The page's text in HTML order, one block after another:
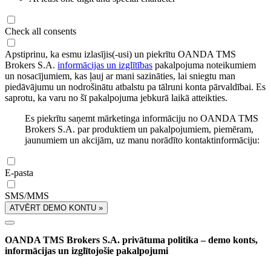
Check all consents
Apstiprinu, ka esmu izlasījis(-usi) un piekrītu OANDA TMS
Brokers S.A. informācijas un izglītības pakalpojuma noteikumiem
un nosacījumiem, kas ļauj ar mani sazināties, lai sniegtu man
piedāvājumu un nodrošinātu atbalstu pa tālruni konta pārvaldībai. Es
saprotu, ka varu no šī pakalpojuma jebkurā laikā atteikties.
Es piekrītu saņemt mārketinga informāciju no OANDA TMS
Brokers S.A. par produktiem un pakalpojumiem, piemēram,
jaunumiem un akcijām, uz manu norādīto kontaktinformāciju:
E-pasta
SMS/MMS
ATVĒRT DEMO KONTU »
OANDA TMS Brokers S.A. privātuma politika – demo konts,
informācijas un izglītojošie pakalpojumi